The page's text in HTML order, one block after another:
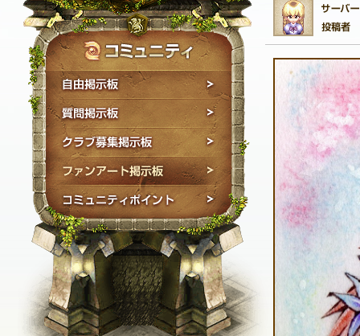
自由掲示板
質問掲示板
クラブ募集掲示板
ファンアート掲示板
コミュニティポイン